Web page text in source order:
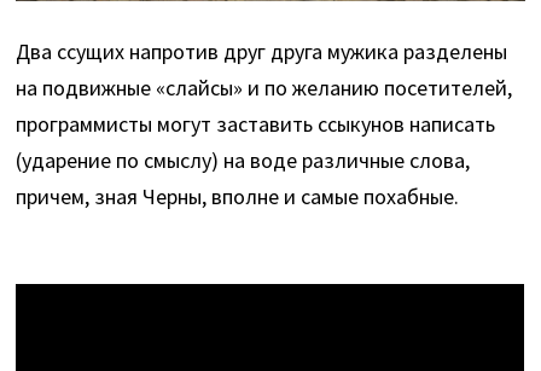
Два ссущих напротив друг друга мужика разделены
на подвижные «слайсы» и по желанию посетителей,
программисты могут заставить ссыкунов написать
(ударение по смыслу) на воде различные слова,
причем, зная Черны, вполне и самые похабные.